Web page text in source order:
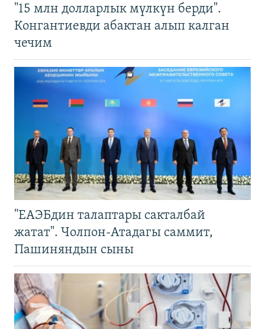
"15 млн долларлык мүлкүн берди".
Конгантиевди абактан алып калган
чечим
"ЕАЭБдин талаптары сакталбай
жатат". Чолпон-Атадагы саммит,
Пашиняндын сыны